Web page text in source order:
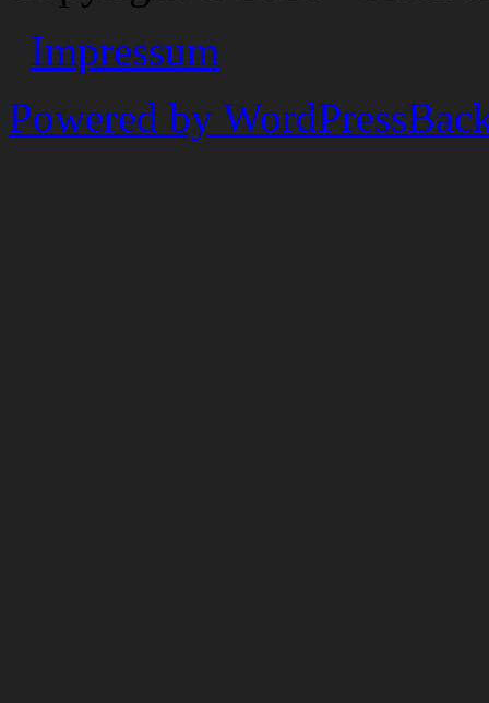
Impressum
Powered by WordPress